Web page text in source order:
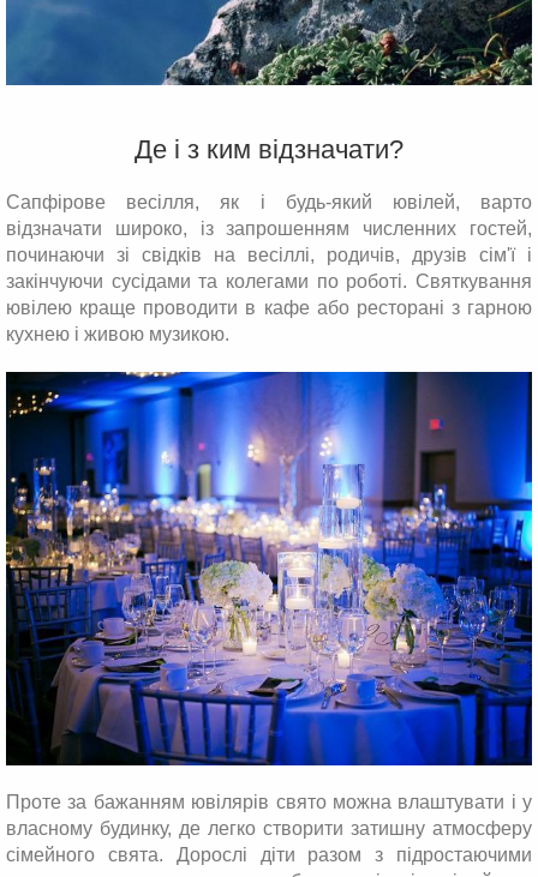
Де і з ким відзначати?
Сапфірове весілля, як і будь-який ювілей, варто
відзначати широко, із запрошенням численних гостей,
починаючи зі свідків на весіллі, родичів, друзів сім'ї і
закінчуючи сусідами та колегами по роботі. Святкування
ювілею краще проводити в кафе або ресторані з гарною
кухнею і живою музикою.
Проте за бажанням ювілярів свято можна влаштувати і у
власному будинку, де легко створити затишну атмосферу
сімейного свята. Дорослі діти разом з підростаючими